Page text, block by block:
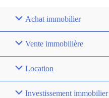
Achat immobilier
Vente immobilière
Location
Investissement immobilier